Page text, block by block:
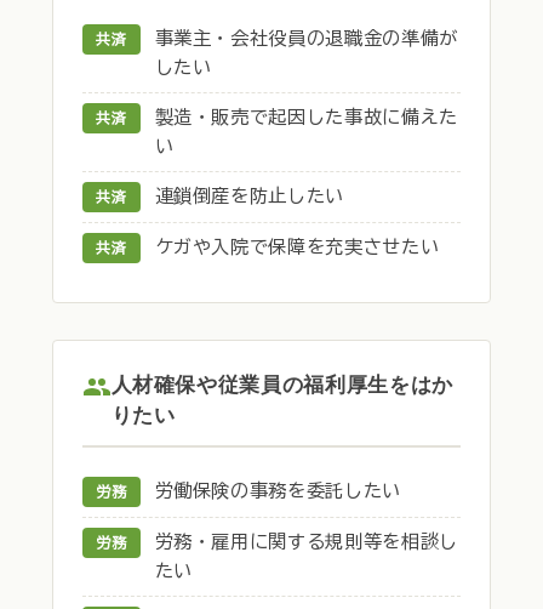
共済
事業主・会社役員の退職金の準備が
したい
共済
製造・販売で起因した事故に備えた
い
共済 連鎖倒産を防止したい
共済 ケガや入院で保障を充実させたい
人材確保や従業員の福利厚生をはか
りたい
労務 労働保険の事務を委託したい
労務
労務・雇用に関する規則等を相談し
たい